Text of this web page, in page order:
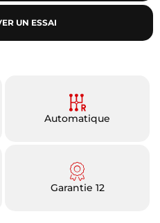
UN ESSAI
Automatique
Garantie 12